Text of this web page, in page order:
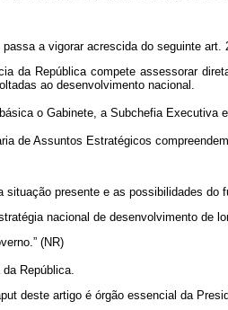
a vigorar acrescida do seguinte art.
da República compete assessorar
ao desenvolvimento nacional.
o Gabinete, a Subchefia Executiva
de Assuntos Estratégicos
presente e as possibilidades do
nacional de desenvolvimento de
(NR)
República.
deste artigo é órgão essencial da